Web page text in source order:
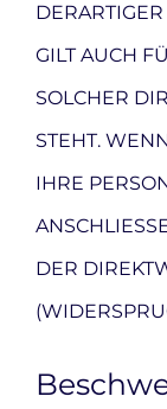
GILT AUCH
SOLCHER
STEHT.
IHRE
DER